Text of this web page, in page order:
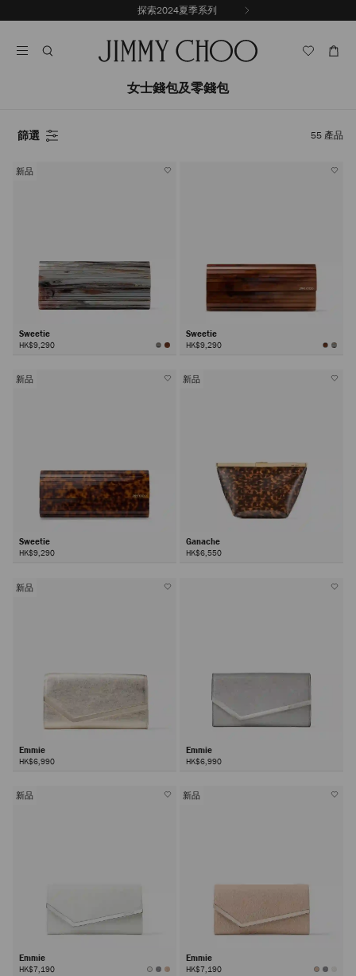
至
張
投
探索2024夏季系列
女士錢包及零錢包
篩選 55 產品
新品
Sweetie
HK$9,290
Sweetie
HK$9,290
新品
Sweetie
HK$9,290
新品
Ganache
HK$6,550
新品
Emmie
HK$6,990
Emmie
HK$6,990
新品
Emmie
HK$7,190
新品
Emmie
HK$7,190